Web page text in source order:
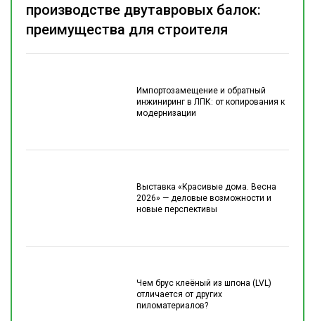
Импортозамещение и обратный
инжиниринг в ЛПК: от копирования к
модернизации
Выставка «Красивые дома. Весна
2026» — деловые возможности и
новые перспективы
Чем брус клеёный из шпона (LVL)
отличается от других
пиломатериалов?
производстве двутавровых балок:
преимущества для строителя